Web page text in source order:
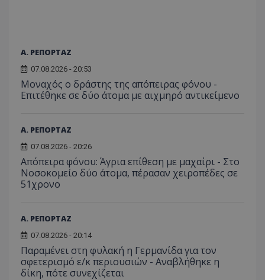
Α. ΡΕΠΟΡΤΑΖ
07.08.2026 - 20:53
Μοναχός ο δράστης της απόπειρας φόνου -
Επιτέθηκε σε δύο άτομα με αιχμηρό αντικείμενο
Α. ΡΕΠΟΡΤΑΖ
07.08.2026 - 20:26
Απόπειρα φόνου: Άγρια επίθεση με μαχαίρι - Στο
Νοσοκομείο δύο άτομα, πέρασαν χειροπέδες σε
51χρονο
Α. ΡΕΠΟΡΤΑΖ
07.08.2026 - 20:14
Παραμένει στη φυλακή η Γερμανίδα για τον
σφετερισμό ε/κ περιουσιών - Αναβλήθηκε η
δίκη, πότε συνεχίζεται